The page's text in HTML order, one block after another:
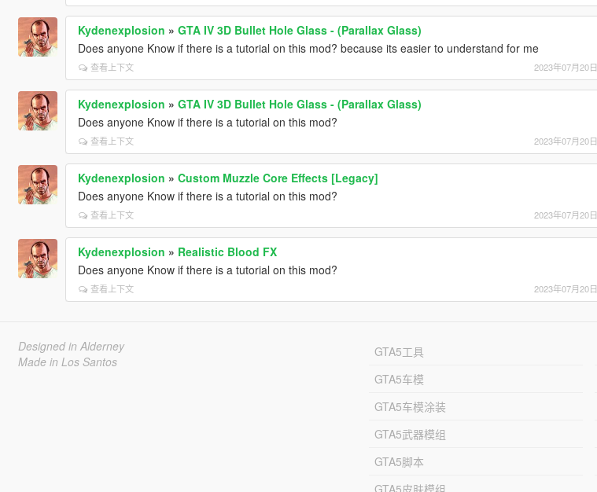
Kydenexplosion » GTA IV 3D Bullet Hole Glass - (Parallax Glass)
Does anyone Know if there is a tutorial on this mod? because its easier to understand for me
查看上下文 2023年07月20日
Kydenexplosion » GTA IV 3D Bullet Hole Glass - (Parallax Glass)
Does anyone Know if there is a tutorial on this mod?
查看上下文 2023年07月20日
Kydenexplosion » Custom Muzzle Core Effects [Legacy]
Does anyone Know if there is a tutorial on this mod?
查看上下文 2023年07月20日
Kydenexplosion » Realistic Blood FX
Does anyone Know if there is a tutorial on this mod?
查看上下文 2023年07月20日
Designed in Alderney
Made in Los Santos
GTA5工具
GTA5车模
GTA5车模涂装
GTA5武器模组
GTA5脚本
GTA5皮肤模组